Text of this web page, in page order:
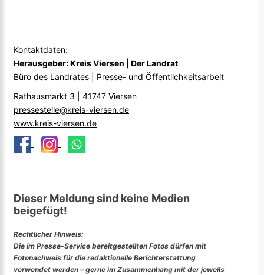
Kontaktdaten:
Herausgeber: Kreis Viersen | Der Landrat
Büro des Landrates | Presse- und Öffentlichkeitsarbeit
Rathausmarkt 3 | 41747 Viersen
pressestelle@kreis-viersen.de
www.kreis-viersen.de
Dieser Meldung sind keine Medien
beigefügt!
Rechtlicher Hinweis:
Die im Presse-Service bereitgestellten Fotos dürfen mit
Fotonachweis für die redaktionelle Berichterstattung
verwendet werden – gerne im Zusammenhang mit der jeweils